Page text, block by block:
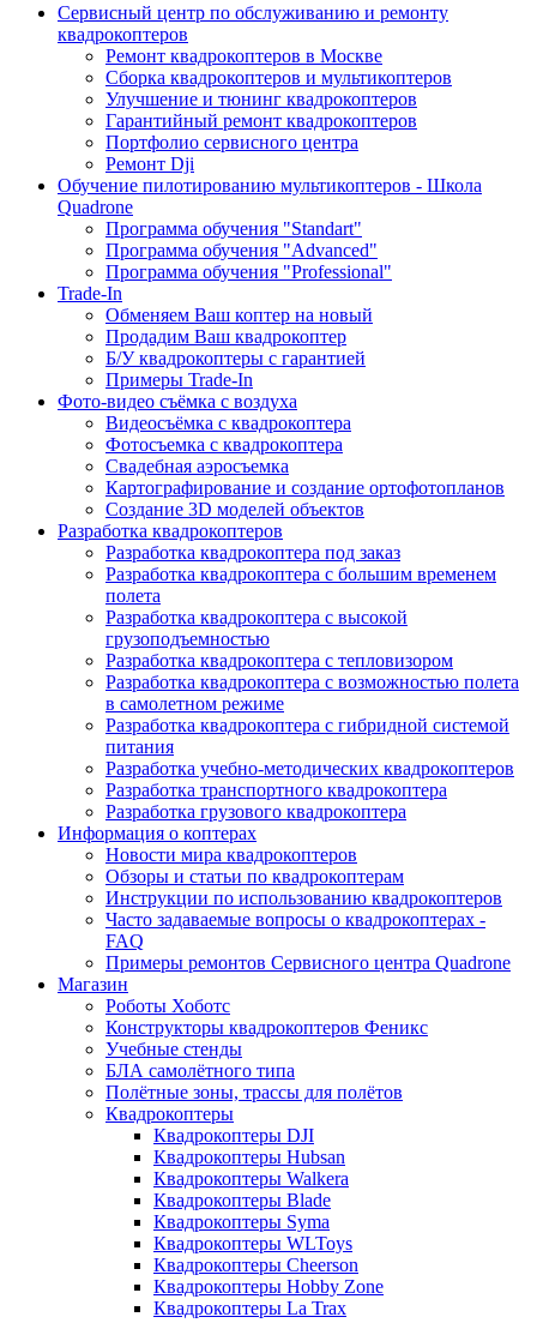
Сервисный центр по обслуживанию и ремонту
квадрокоптеров
Ремонт квадрокоптеров в Москве
Сборка квадрокоптеров и мультикоптеров
Улучшение и тюнинг квадрокоптеров
Гарантийный ремонт квадрокоптеров
Портфолио сервисного центра
Ремонт Dji
Обучение пилотированию мультикоптеров - Школа
Quadrone
Программа обучения "Standart"
Программа обучения "Advanced"
Программа обучения "Professional"
Trade-In
Обменяем Ваш коптер на новый
Продадим Ваш квадрокоптер
Б/У квадрокоптеры с гарантией
Примеры Trade-In
Фото-видео съёмка с воздуха
Видеосъёмка с квадрокоптера
Фотосъемка с квадрокоптера
Свадебная аэросъемка
Картографирование и создание ортофотопланов
Создание 3D моделей объектов
Разработка квадрокоптеров
Разработка квадрокоптера под заказ
Разработка квадрокоптера с большим временем
полета
Разработка квадрокоптера с высокой
грузоподъемностью
Разработка квадрокоптера с тепловизором
Разработка квадрокоптера с возможностью полета
в самолетном режиме
Разработка квадрокоптера с гибридной системой
питания
Разработка учебно-методических квадрокоптеров
Разработка транспортного квадрокоптера
Разработка грузового квадрокоптера
Информация о коптерах
Новости мира квадрокоптеров
Обзоры и статьи по квадрокоптерам
Инструкции по использованию квадрокоптеров
Часто задаваемые вопросы о квадрокоптерах -
FAQ
Примеры ремонтов Сервисного центра Quadrone
Магазин
Роботы Хоботс
Конструкторы квадрокоптеров Феникс
Учебные стенды
БЛА самолётного типа
Полётные зоны, трассы для полётов
Квадрокоптеры
Квадрокоптеры DJI
Квадрокоптеры Hubsan
Квадрокоптеры Walkera
Квадрокоптеры Blade
Квадрокоптеры Syma
Квадрокоптеры WLToys
Квадрокоптеры Cheerson
Квадрокоптеры Hobby Zone
Квадрокоптеры La Trax